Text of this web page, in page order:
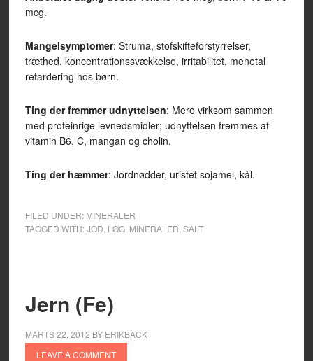
mcg.
Mangelsymptomer: Struma, stofskifteforstyrrelser,
træthed, koncentrationssvækkelse, irritabilitet, menetal
retardering hos børn.
Ting der fremmer udnyttelsen: Mere virksom sammen
med proteinrige levnedsmidler; udnyttelsen fremmes af
vitamin B6, C, mangan og cholin.
Ting der hæmmer: Jordnødder, uristet sojamel, kål.
FILED UNDER: MINERALER
TAGGED WITH:JOD LØG, MINERALER SALT
Jern (Fe)
MARTS 22, 2012 BY ERIKBACK
LEAVE A COMMENT